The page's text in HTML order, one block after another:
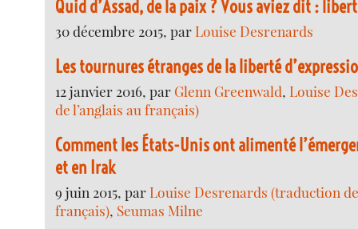
Quid d’Assad, de la paix ? Vous aviez dit :
30 décembre 2015, parLouise Desrenards
Les tournures étranges de la liberté
12 janvier 2016, par Glenn Greenwald,Louise
de l’anglais au français)
Comment les États-Unis ont alimenté
et en Irak
9 juin 2015, parLouise Desrenards (traduction de
français), Seumas Milne